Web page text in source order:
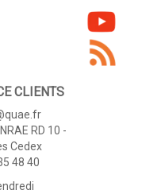
CLIENTS
RD 10 -
Cedex
48 40